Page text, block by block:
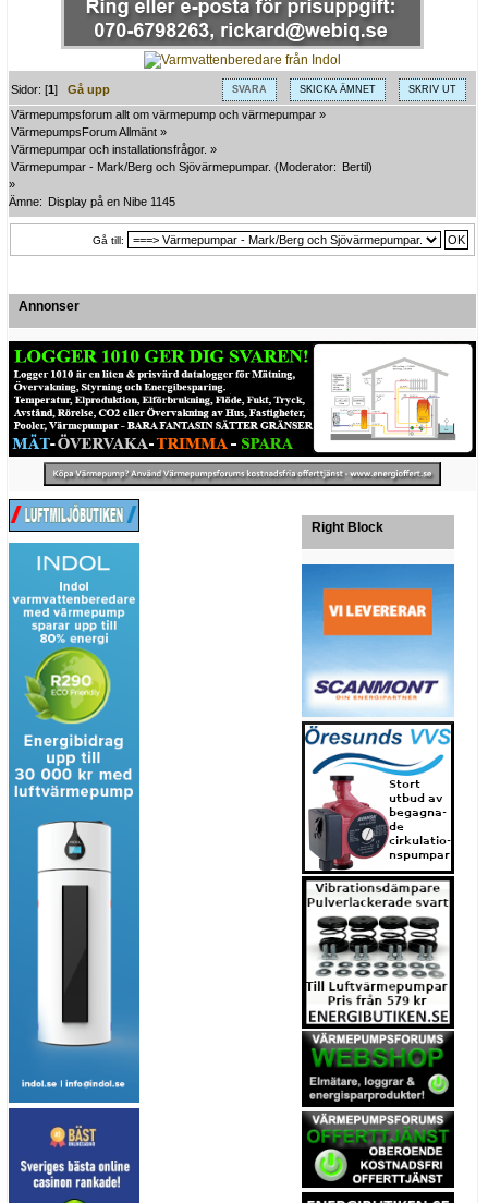
SVARA SKICKA ÄMNET SKRIV UT
Sidor: [1]Gå upp
Värmepumpsforum allt om värmepump och värmepumpar »
VärmepumpsForum Allmänt »
Värmepumpar och installationsfrågor. »
Värmepumpar - Mark/Berg och Sjövärmepumpar. (Moderator: Bertil)
»
Ämne:
Display på en Nibe 1145
Gå till:
Annonser
Right Block